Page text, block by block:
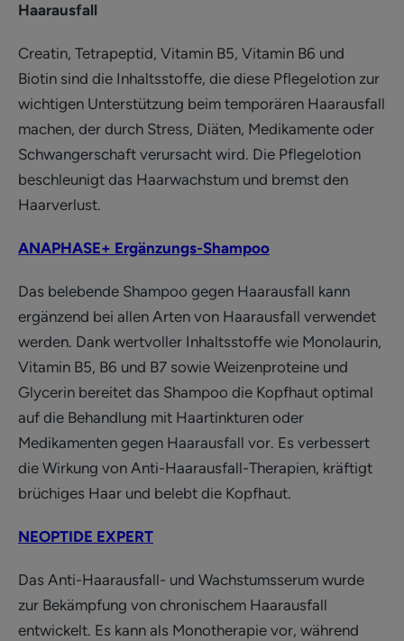
Haarausfall
Creatin, Tetrapeptid, Vitamin B5, Vitamin B6 und
Biotin sind die Inhaltsstoffe, die diese Pflegelotion zur
wichtigen Unterstützung beim temporären Haarausfall
machen, der durch Stress, Diäten, Medikamente oder
Schwangerschaft verursacht wird. Die Pflegelotion
beschleunigt das Haarwachstum und bremst den
Haarverlust.
ANAPHASE+ Ergänzungs-Shampoo
Das belebende Shampoo gegen Haarausfall kann
ergänzend bei allen Arten von Haarausfall verwendet
werden. Dank wertvoller Inhaltsstoffe wie Monolaurin,
Vitamin B5, B6 und B7 sowie Weizenproteine und
Glycerin bereitet das Shampoo die Kopfhaut optimal
auf die Behandlung mit Haartinkturen oder
Medikamenten gegen Haarausfall vor. Es verbessert
die Wirkung von Anti-Haarausfall-Therapien, kräftigt
brüchiges Haar und belebt die Kopfhaut.
NEOPTIDE EXPERT
Das Anti-Haarausfall- und Wachstumsserum wurde
zur Bekämpfung von chronischem Haarausfall
entwickelt. Es kann als Monotherapie vor, während